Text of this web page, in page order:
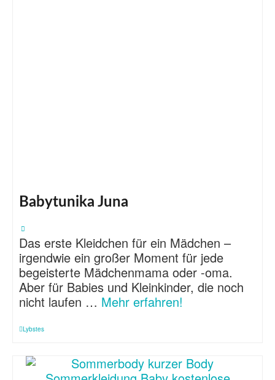
Babytunika Juna
Das erste Kleidchen für ein Mädchen –
irgendwie ein großer Moment für jede
begeisterte Mädchenmama oder -oma.
Aber für Babies und Kleinkinder, die noch
nicht laufen … Mehr erfahren!
Lybstes